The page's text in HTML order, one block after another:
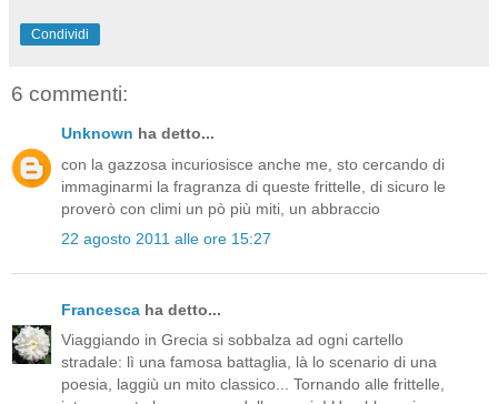
Condividi
6 commenti:
Unknown ha detto...
con la gazzosa incuriosisce anche me, sto cercando di
immaginarmi la fragranza di queste frittelle, di sicuro le
proverò con climi un pò più miti, un abbraccio
22 agosto 2011 alle ore 15:27
Francesca ha detto...
Viaggiando in Grecia si sobbalza ad ogni cartello
stradale: lì una famosa battaglia, là lo scenario di una
poesia, laggiù un mito classico... Tornando alle frittelle,